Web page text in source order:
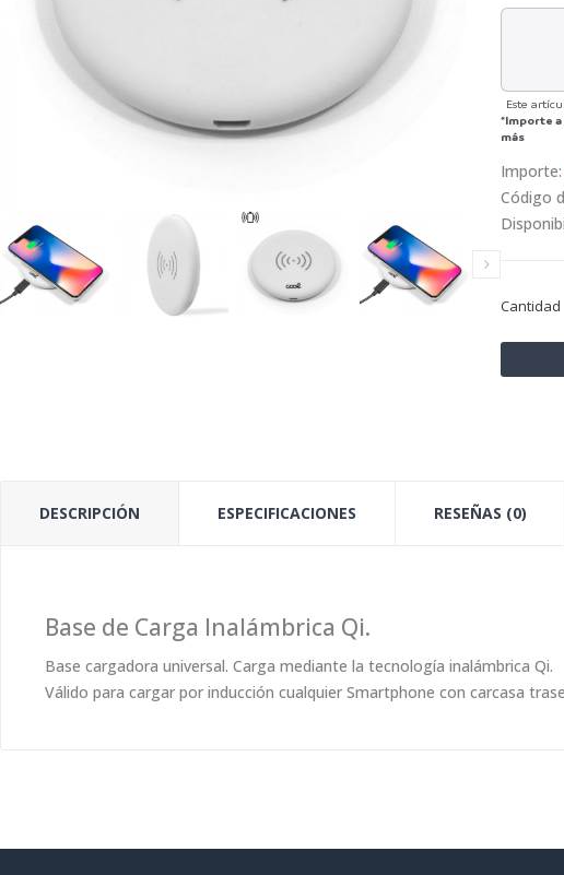
Este
*Importe
más
Importe:
Código
Cantidad
DESCRIPCIÓN ESPECIFICACIONES RESEÑAS (0)
Base de Carga Inalámbrica Qi.
Base cargadora universal. Carga mediante la tecnología inalámbrica Qi.
Válido para cargar por inducción cualquier Smartphone con carcasa